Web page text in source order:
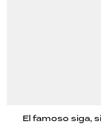
El famoso siga,